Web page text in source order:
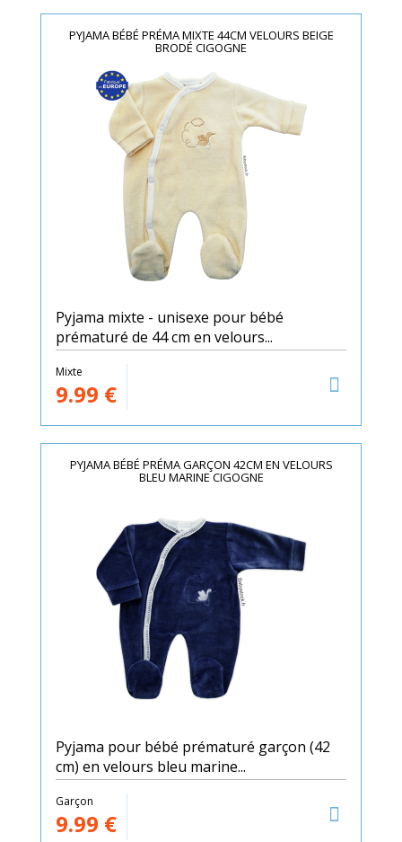
PYJAMA BÉBÉ PRÉMA MIXTE 44CM VELOURS BEIGE
BRODÉ CIGOGNE
Pyjama mixte - unisexe pour bébé
prématuré de 44 cm en velours...
Mixte
9.99 €
PYJAMA BÉBÉ PRÉMA GARÇON 42CM EN VELOURS
BLEU MARINE CIGOGNE
Pyjama pour bébé prématuré garçon (42
cm) en velours bleu marine...
Garçon
9.99 €